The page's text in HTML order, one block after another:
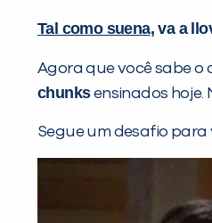
Tal como suena, va a
Agora que você sabe o
chunksensinados hoje.
Segue um desafio para